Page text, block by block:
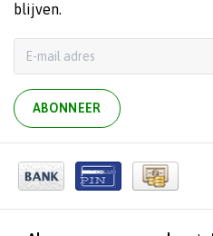
blijven.
ABONNEER